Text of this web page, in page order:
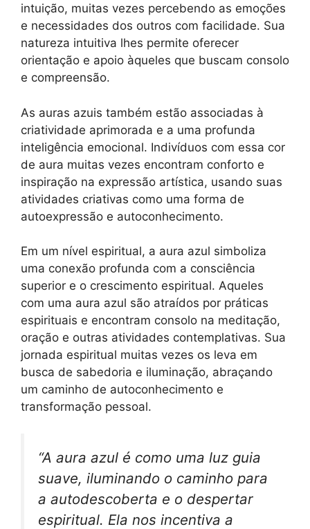
intuição, muitas vezes percebendo as emoções
e necessidades dos outros com facilidade. Sua
natureza intuitiva lhes permite oferecer
orientação e apoio àqueles que buscam consolo
e compreensão.
As auras azuis também estão associadas à
criatividade aprimorada e a uma profunda
inteligência emocional. Indivíduos com essa cor
de aura muitas vezes encontram conforto e
inspiração na expressão artística, usando suas
atividades criativas como uma forma de
autoexpressão e autoconhecimento.
Em um nível espiritual, a aura azul simboliza
uma conexão profunda com a consciência
superior e o crescimento espiritual. Aqueles
com uma aura azul são atraídos por práticas
espirituais e encontram consolo na meditação,
oração e outras atividades contemplativas. Sua
jornada espiritual muitas vezes os leva em
busca de sabedoria e iluminação, abraçando
um caminho de autoconhecimento e
transformação pessoal.
“A aura azul é como uma luz guia
suave, iluminando o caminho para
a autodescoberta e o despertar
espiritual. Ela nos incentiva a